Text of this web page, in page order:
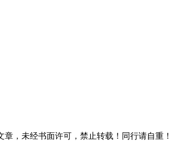
章，未经书面许可，禁止转载！同行请自重！